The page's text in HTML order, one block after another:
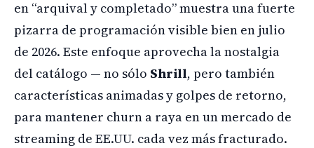
en “arquival y completado” muestra una fuerte
pizarra de programación visible bien en julio
de 2026. Este enfoque aprovecha la nostalgia
del catálogo — no sólo Shrill, pero también
características animadas y golpes de retorno,
para mantener churn a raya en un mercado de
streaming de EE.UU. cada vez más fracturado.